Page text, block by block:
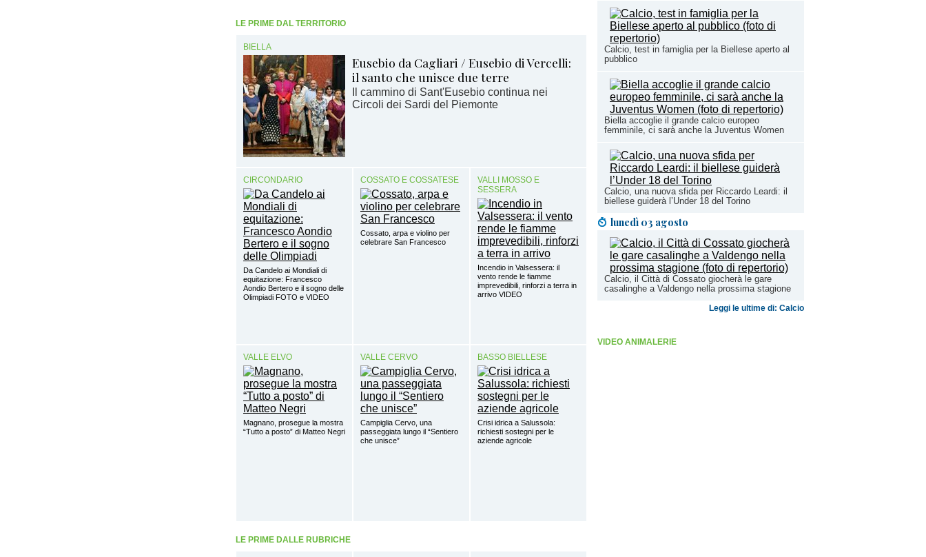
Calcio, test in famiglia per la Biellese aperto al
pubblico
Biella accoglie il grande calcio europeo
femminile, ci sarà anche la Juventus Women
Calcio, una nuova sfida per Riccardo Leardi: il
biellese guiderà l’Under 18 del Torino
lunedì 03 agosto
Calcio, il Città di Cossato giocherà le gare
casalinghe a Valdengo nella prossima stagione
Leggi le ultime di: Calcio
VIDEO ANIMALERIE
LE PRIME DAL TERRITORIO
BIELLA
Eusebio da Cagliari / Eusebio di Vercelli:
il santo che unisce due terre
Il cammino di Sant'Eusebio continua nei
Circoli dei Sardi del Piemonte
CIRCONDARIO
Da Candelo ai Mondiali di
equitazione: Francesco
Aondio Bertero e il sogno delle
Olimpiadi FOTO e VIDEO
COSSATO E COSSATESE
Cossato, arpa e violino per
celebrare San Francesco
VALLI MOSSO E
SESSERA
Incendio in Valsessera: il
vento rende le fiamme
imprevedibili, rinforzi a terra in
arrivo VIDEO
VALLE ELVO
Magnano, prosegue la mostra
“Tutto a posto” di Matteo Negri
VALLE CERVO
Campiglia Cervo, una
passeggiata lungo il “Sentiero
che unisce”
BASSO BIELLESE
Crisi idrica a Salussola:
richiesti sostegni per le
aziende agricole
LE PRIME DALLE RUBRICHE